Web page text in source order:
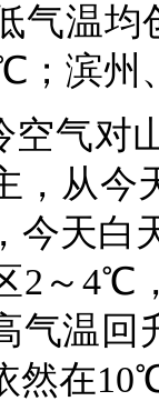
气温均
；滨州
空气对
，从今
今天白
2～4℃
气温
然在